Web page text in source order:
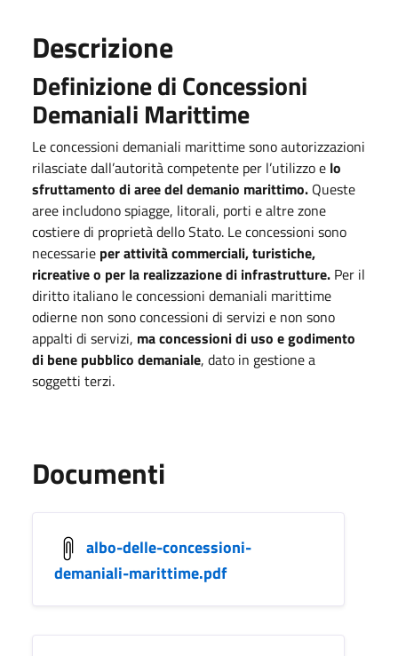
Descrizione
Definizione di Concessioni
Demaniali Marittime
Le concessioni demaniali marittime sono autorizzazioni
rilasciate dall’autorità competente per l’utilizzo e lo
sfruttamento di aree del demanio marittimo. Queste
aree includono spiagge, litorali, porti e altre zone
costiere di proprietà dello Stato. Le concessioni sono
necessarie per attività commerciali, turistiche,
ricreative o per la realizzazione di infrastrutture. Per il
diritto italiano le concessioni demaniali marittime
odierne non sono concessioni di servizi e non sono
appalti di servizi, ma concessioni di uso e godimento
di bene pubblico demaniale, dato in gestione a
soggetti terzi.
Documenti
albo-delle-concessioni-
demaniali-marittime.pdf